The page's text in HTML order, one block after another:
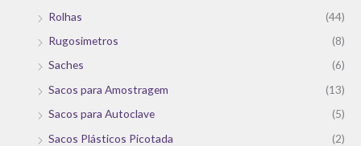
Rolhas
(44)
Rugosimetros
(8)
Saches
(6)
Sacos para Amostragem
(13)
Sacos para Autoclave
(5)
Sacos Plásticos Picotada
(2)